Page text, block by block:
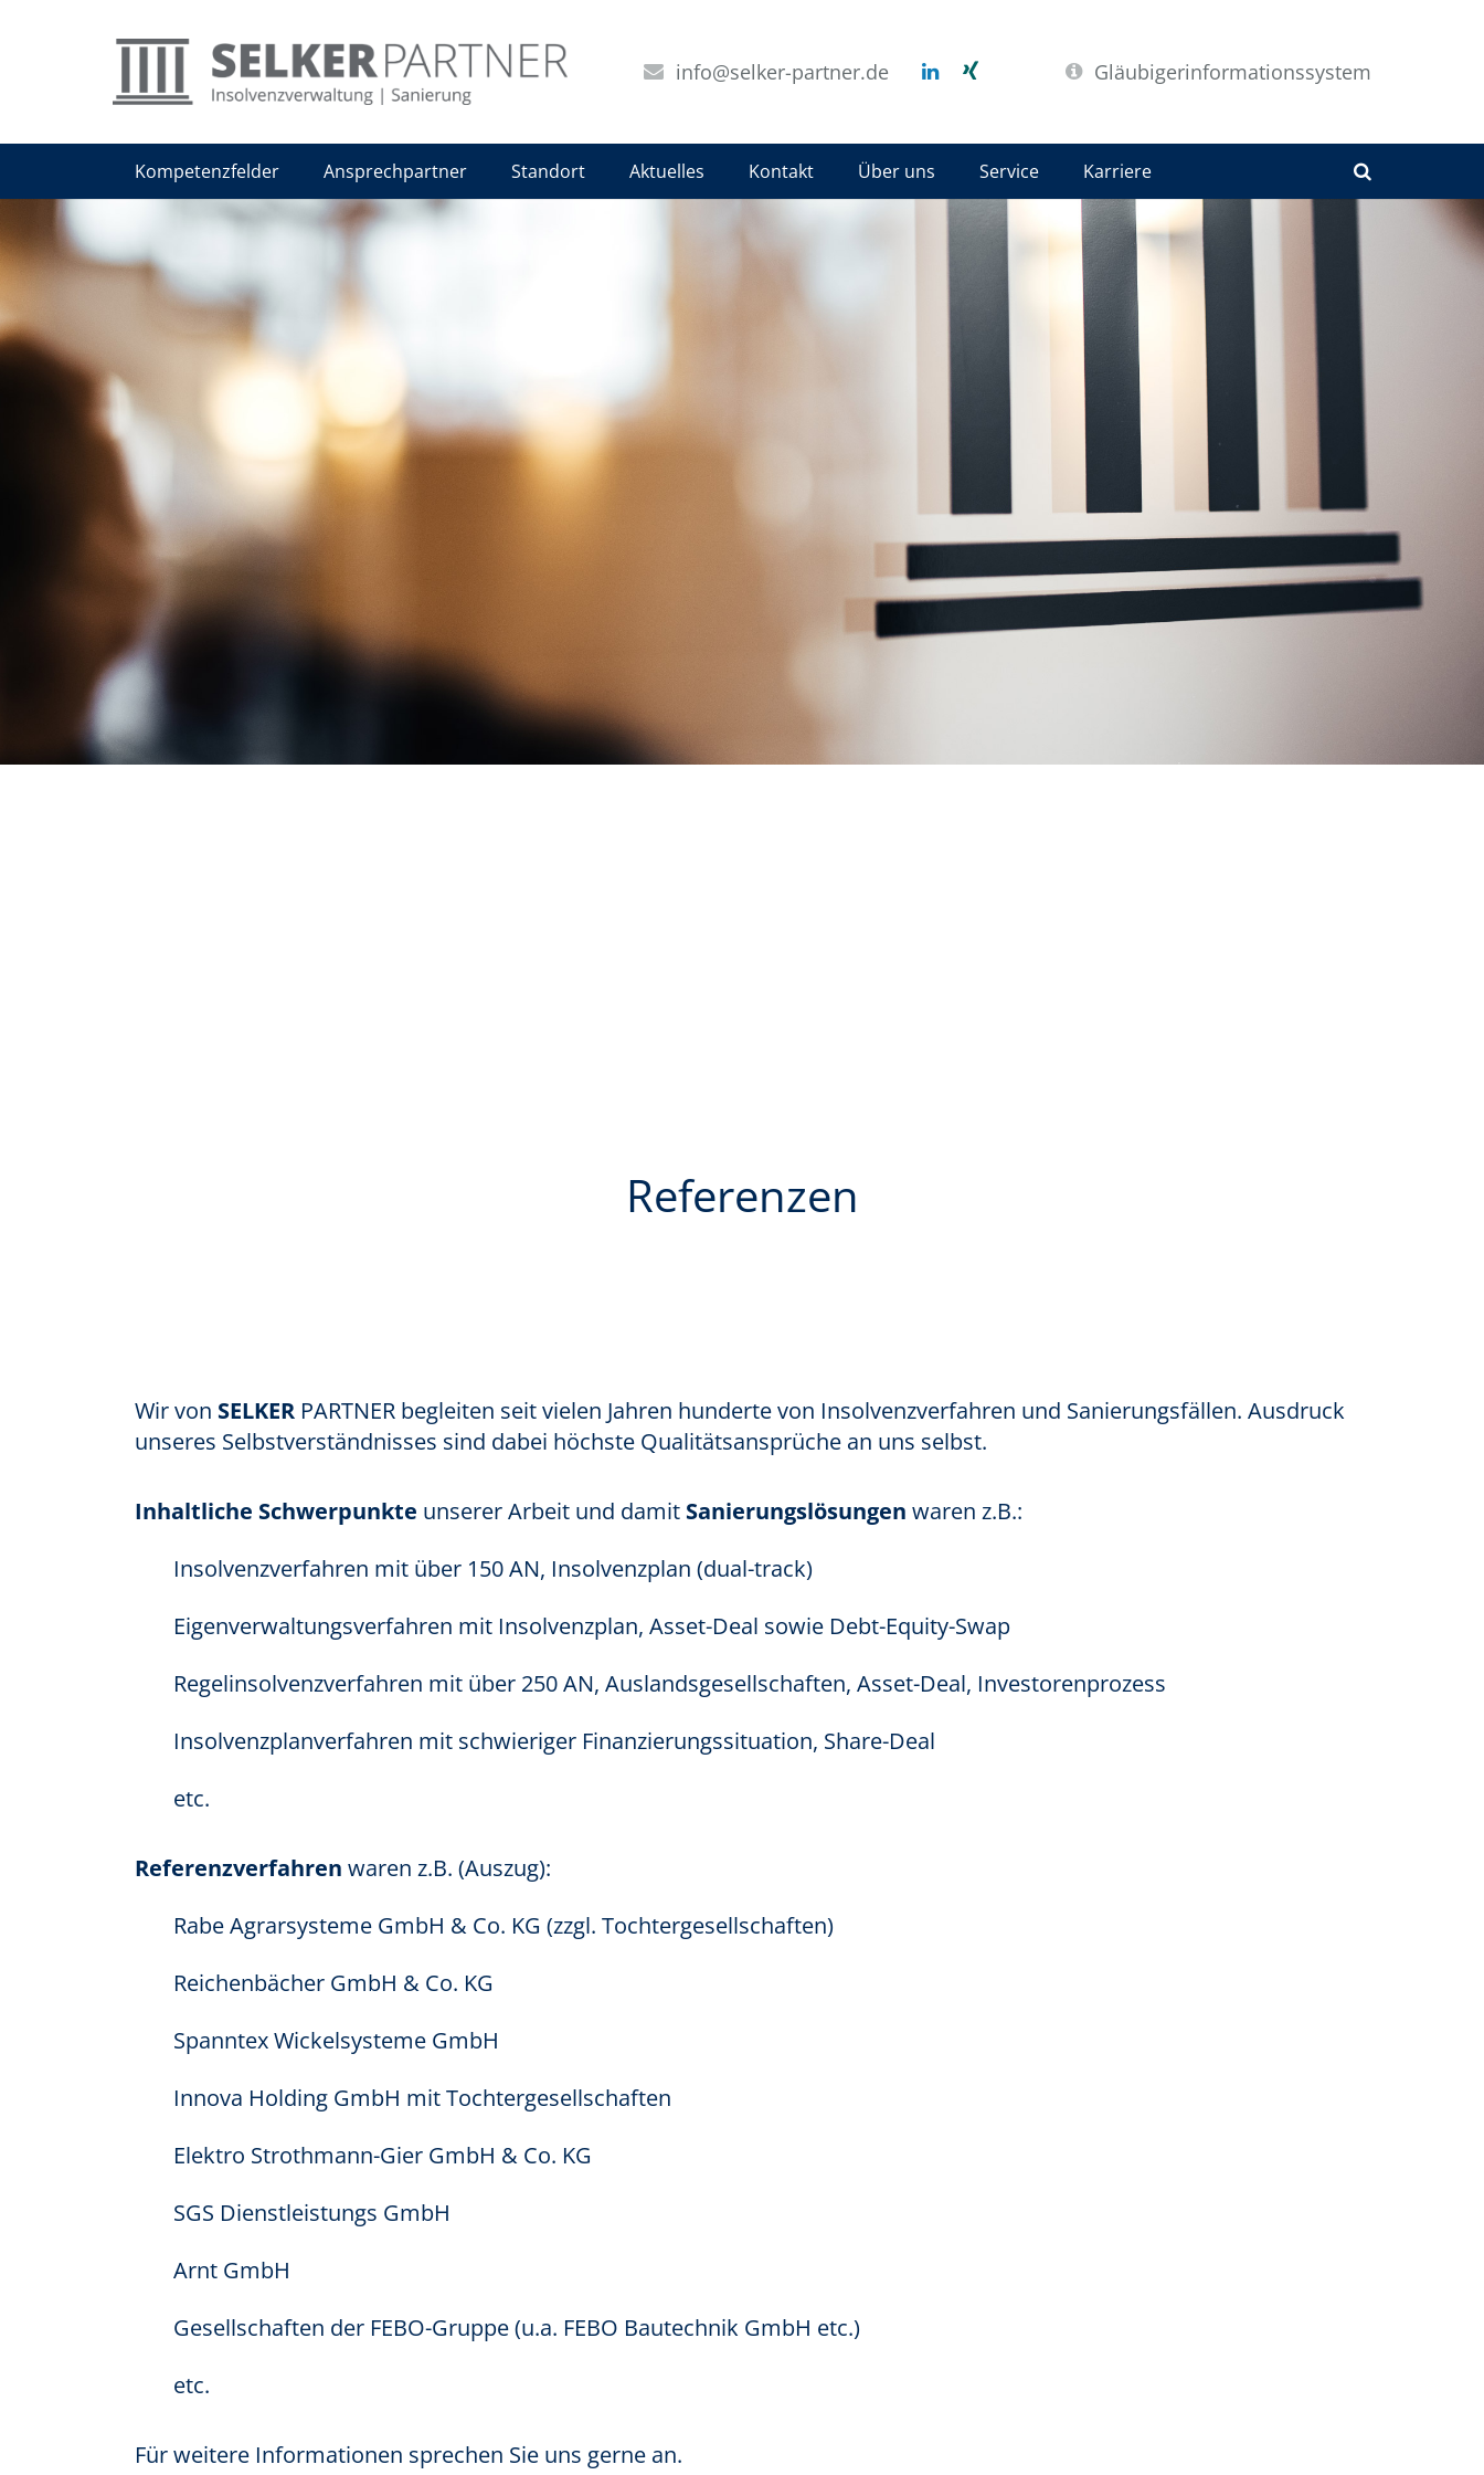
info@selker-partner.de Gläubigerinformationssystem
Kompetenzfelder Ansprechpartner Standort Aktuelles Kontakt Über uns Service Karriere
Referenzen
Wir von SELKER PARTNER begleiten seit vielen Jahren hunderte von Insolvenzverfahren und Sanierungsfällen. Ausdruck
unseres Selbstverständnisses sind dabei höchste Qualitätsansprüche an uns selbst.
Inhaltliche Schwerpunkte unserer Arbeit und damit Sanierungslösungen waren z.B.:
Insolvenzverfahren mit über 150 AN, Insolvenzplan (dual-track)
Eigenverwaltungsverfahren mit Insolvenzplan, Asset-Deal sowie Debt-Equity-Swap
Regelinsolvenzverfahren mit über 250 AN, Auslandsgesellschaften, Asset-Deal, Investorenprozess
Insolvenzplanverfahren mit schwieriger Finanzierungssituation, Share-Deal
etc.
Referenzverfahren waren z.B. (Auszug):
Rabe Agrarsysteme GmbH & Co. KG (zzgl. Tochtergesellschaften)
Reichenbächer GmbH & Co. KG
Spanntex Wickelsysteme GmbH
Innova Holding GmbH mit Tochtergesellschaften
Elektro Strothmann-Gier GmbH & Co. KG
SGS Dienstleistungs GmbH
Arnt GmbH
Gesellschaften der FEBO-Gruppe (u.a. FEBO Bautechnik GmbH etc.)
etc.
Für weitere Informationen sprechen Sie uns gerne an.